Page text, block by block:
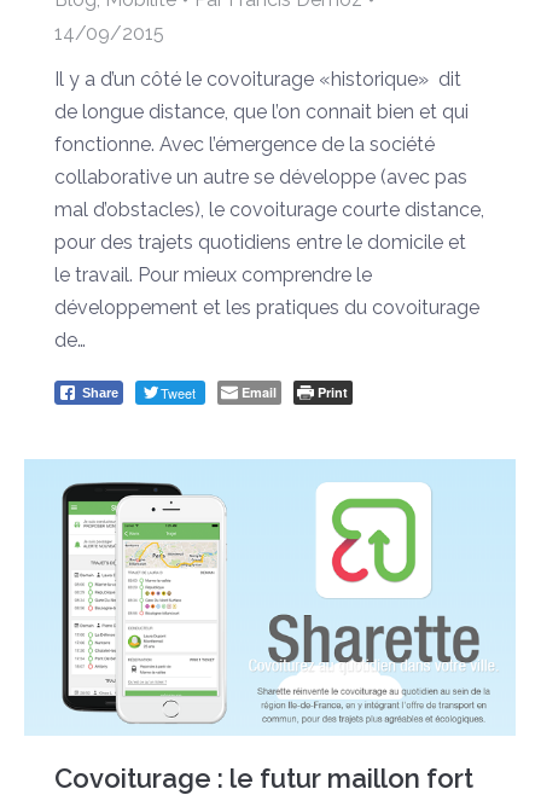
14/09/2015
Il y a d’un côté le covoiturage «historique» dit
de longue distance, que l’on connait bien et qui
fonctionne. Avec l’émergence de la société
collaborative un autre se développe (avec pas
mal d’obstacles), le covoiturage courte distance,
pour des trajets quotidiens entre le domicile et
le travail. Pour mieux comprendre le
développement et les pratiques du covoiturage
de…
Share Tweet Email Print
Covoiturage : le futur maillon fort